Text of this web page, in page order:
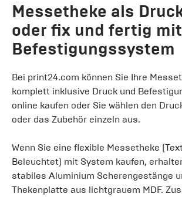
Messetheke als
oder fix und fertig mit
Befestigungssystem
Bei print24.com können Sie Ihre
komplett inklusive Druck und
online kaufen oder Sie wählen den
oder das Zubehör einzeln aus.
Wenn Sie eine flexible Messetheke
Beleuchtet) mit System kaufen,
stabiles Aluminium Scherengestänge
Thekenplatte aus lichtgrauem MDF.